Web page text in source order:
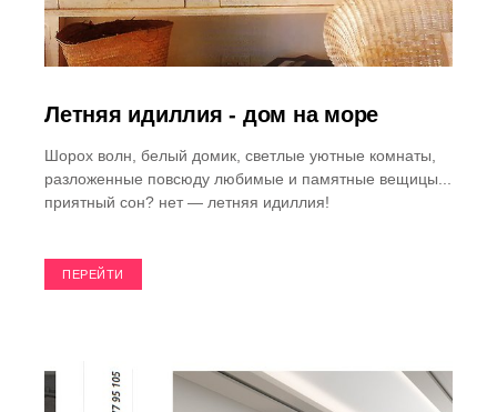
Летняя идиллия - дом на море
Шорох волн, белый домик, светлые уютные комнаты,
разложенные повсюду любимые и памятные вещицы...
приятный сон? нет — летняя идиллия!
ПЕРЕЙТИ